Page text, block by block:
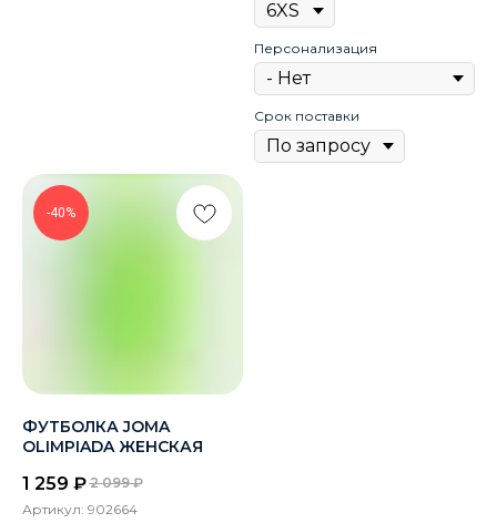
Персонализация
Срок поставки
-40%
ФУТБОЛКА JOMA
OLIMPIADA ЖЕНСКАЯ
1 259 ₽ 2 099 ₽
Артикул: 902664